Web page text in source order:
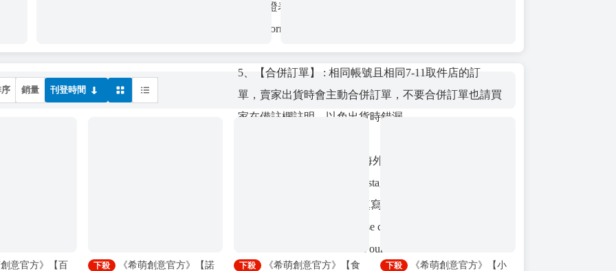
VIP認證表單連結：
https://forms.gle/3oGmKf6zahQbqj1v8
5、【合併訂單】 : 相同帳號且相同7-11取件店的訂
單，賣家出貨時會主動合併訂單，不要合併訂單也請買
家在備註欄註明，以免出貨時錯漏。
6、【海外下單】 : 需寄至海外的訂單因運費不同，請
勿在此賣場下單，請透過Instagram私訊，或至希萌官方
網站「Contact聯絡我們」填寫表格與我們聯繫。
【Overseas Shipping】: Please contact us via Instagram
DM or the "Contact" form on our website.
銷量 刊登時間
意官方》【百
下殺 《希萌創意官方》【諾
下殺
《希萌創意官方》【食
下殺
《希萌創意官方》【小